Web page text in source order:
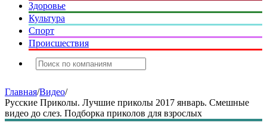
Здоровье
Культура
Спорт
Происшествия
Главная/Видео/
Русские Приколы. Лучшие приколы 2017 январь. Смешные
видео до слез. Подборка приколов для взрослых